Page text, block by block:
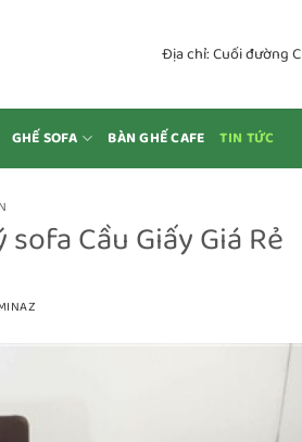
Địa chỉ: Cuối đường
GHẾ SOFA BÀN GHẾ CAFE TIN TỨC
Cầu Giấy Giá Rẻ